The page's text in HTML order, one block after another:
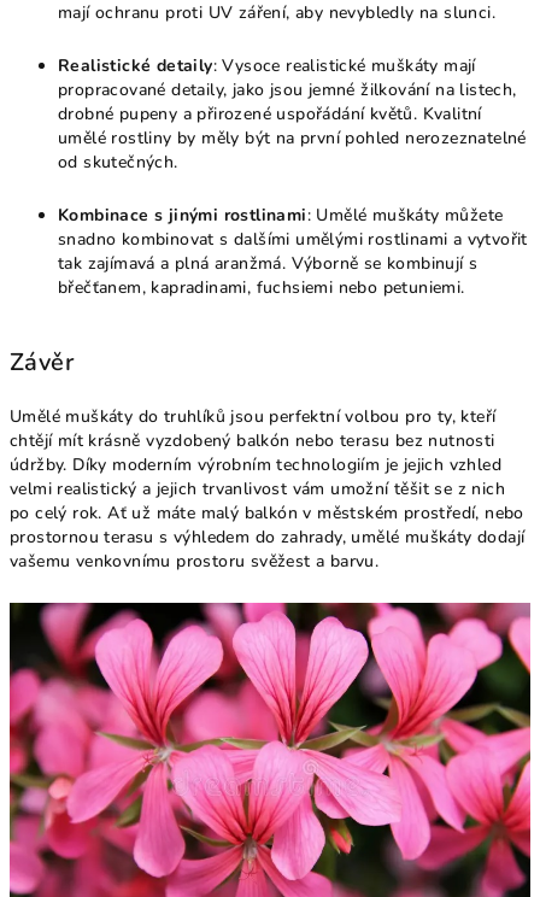
mají ochranu proti UV záření, aby nevybledly na slunci.
Realistické detaily: Vysoce realistické muškáty mají
propracované detaily, jako jsou jemné žilkování na listech,
drobné pupeny a přirozené uspořádání květů. Kvalitní
umělé rostliny by měly být na první pohled nerozeznatelné
od skutečných.
Kombinace s jinými rostlinami: Umělé muškáty můžete
snadno kombinovat s dalšími umělými rostlinami a vytvořit
tak zajímavá a plná aranžmá. Výborně se kombinují s
břečťanem, kapradinami, fuchsiemi nebo petuniemi.
Závěr
Umělé muškáty do truhlíků jsou perfektní volbou pro ty, kteří
chtějí mít krásně vyzdobený balkón nebo terasu bez nutnosti
údržby. Díky moderním výrobním technologiím je jejich vzhled
velmi realistický a jejich trvanlivost vám umožní těšit se z nich
po celý rok. Ať už máte malý balkón v městském prostředí, nebo
prostornou terasu s výhledem do zahrady, umělé muškáty dodají
vašemu venkovnímu prostoru svěžest a barvu.